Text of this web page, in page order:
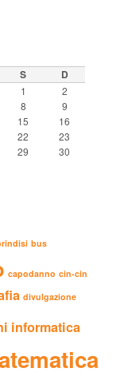
S D
1
2
8
9
15
16
22
23
29
30
bus
capodanno cin-cin
divulgazione
informatica